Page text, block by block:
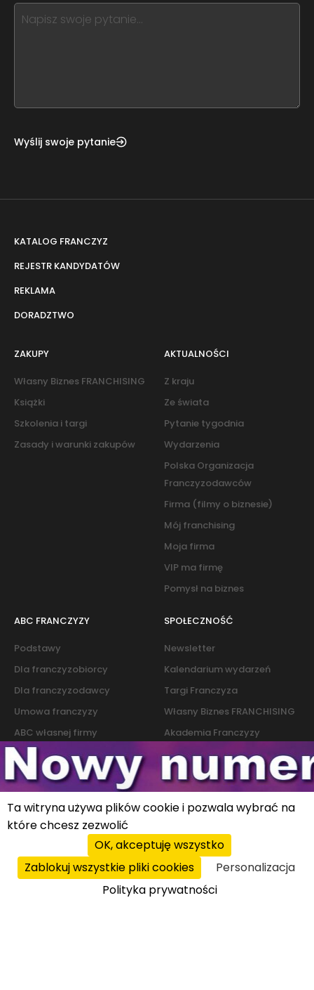
this,
leave
Wyślij swoje pytanie
KATALOG FRANCZYZ
REJESTR KANDYDATÓW
REKLAMA
DORADZTWO
ZAKUPY
Własny Biznes FRANCHISING
Książki
Szkolenia i targi
Zasady i warunki zakupów
AKTUALNOŚCI
Z kraju
Ze świata
Pytanie tygodnia
Wydarzenia
Polska Organizacja
Franczyzodawców
Firma (filmy o biznesie)
Mój franchising
Moja firma
VIP ma firmę
Pomysł na biznes
ABC FRANCZYZY
Podstawy
Dla franczyzobiorcy
Dla franczyzodawcy
Umowa franczyzy
ABC własnej firmy
Słownik franczyzy i biznesu
SPOŁECZNOŚĆ
Newsletter
Kalendarium wydarzeń
Targi Franczyza
Własny Biznes FRANCHISING
Akademia Franczyzy
Marketing
Kontakt
Polityka cookies
© 2026 PROFIT system sp. z o.o. All rights reserved.
Ta witryna używa plików cookie i pozwala wybrać na
które chcesz zezwolić
OK, akceptuję wszystko
Zablokuj wszystkie pliki cookies
Personalizacja
Polityka prywatności